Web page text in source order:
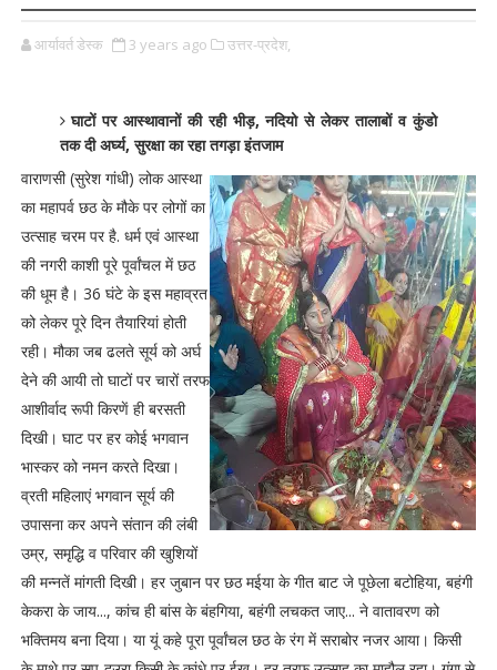
आर्यावर्त डेस्क 3 years ago उत्तर-प्रदेश,
घाटों पर आस्थावानों की रही भीड़, नदियो से लेकर तालाबों व कुंडो
तक दी अर्घ्य, सुरक्षा का रहा तगड़ा इंतजाम
वाराणसी (सुरेश गांधी) लोक आस्था
का महापर्व छठ के मौके पर लोगों का
उत्साह चरम पर है. धर्म एवं आस्था
की नगरी काशी पूरे पूर्वांचल में छठ
की धूम है। 36 घंटे के इस महाव्रत
को लेकर पूरे दिन तैयारियां होती
रही। मौका जब ढलते सूर्य को अर्घ
देने की आयी तो घाटों पर चारों तरफ
आशीर्वाद रूपी किरणें ही बरसती
दिखी। घाट पर हर कोई भगवान
भास्कर को नमन करते दिखा।
व्रती महिलाएं भगवान सूर्य की
उपासना कर अपने संतान की लंबी
उम्र, समृद्धि व परिवार की खुशियों
की मन्नतें मांगती दिखी। हर जुबान पर छठ मईया के गीत बाट जे पूछेला बटोहिया, बहंगी
केकरा के जाय..., कांच ही बांस के बंहगिया, बहंगी लचकत जाए... ने वातावरण को
भक्तिमय बना दिया। या यूं कहे पूरा पूर्वांचल छठ के रंग में सराबोर नजर आया। किसी